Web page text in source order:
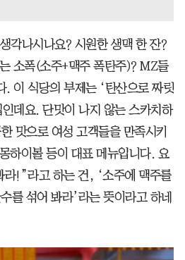
각나시나요? 시원한 생맥 한 잔?
소폭(소주+맥주 폭탄주)? MZ들
. 이 식당의 부제는 ‘탄산으로 짜릿
데요. 단맛이 나지 않는 스카치하
맛으로 여성 고객들을 만족시키
하이볼 등이 대표 메뉴입니다. 요
라!”라고 하는 건, ‘소주에 맥주를
를 섞어 봐라’라는 뜻이라고 하네